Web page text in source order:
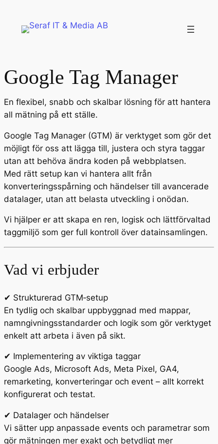
Google Tag Manager
En flexibel, snabb och skalbar lösning för att hantera
all mätning på ett ställe.
Google Tag Manager (GTM) är verktyget som gör det
möjligt för oss att lägga till, justera och styra taggar
utan att behöva ändra koden på webbplatsen.
Med rätt setup kan vi hantera allt från
konverteringsspårning och händelser till avancerade
datalager, utan att belasta utveckling i onödan.
Vi hjälper er att skapa en ren, logisk och lättförvaltad
taggmiljö som ger full kontroll över datainsamlingen.
Vad vi erbjuder
✔ Strukturerad GTM‑setup
En tydlig och skalbar uppbyggnad med mappar,
namngivningsstandarder och logik som gör verktyget
enkelt att arbeta i även på sikt.
✔ Implementering av viktiga taggar
Google Ads, Microsoft Ads, Meta Pixel, GA4,
remarketing, konverteringar och event – allt korrekt
konfigurerat och testat.
✔ Datalager och händelser
Vi sätter upp anpassade events och parametrar som
gör mätningen mer exakt och betydligt mer